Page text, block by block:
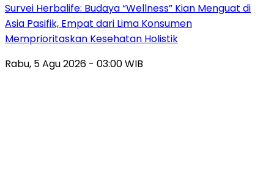
Survei Herbalife: Budaya “Wellness” Kian Menguat di
Asia Pasifik, Empat dari Lima Konsumen
Memprioritaskan Kesehatan Holistik
Rabu, 5 Agu 2026 - 03:00 WIB